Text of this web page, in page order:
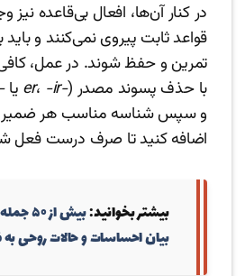
در کنار آن‌ها، افعال بی‌قاعده نیز
قواعد ثابت پیروی نمی‌کنند و
تمرین و حفظ شوند. در عمل،
با حذف پسوند مصدر (-er ، -ir یا
و سپس شناسه مناسب هر ضمیر
اضافه کنید تا صرف درست فعل
بیشتر بخوانید:
بیش از
بیان احساسات و حالات روحی به